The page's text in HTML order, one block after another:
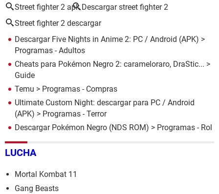
Street fighter 2 apk Descargar street fighter 2
Street fighter 2 descargar
Descargar Five Nights in Anime 2: PC / Android (APK) >
Programas - Adultos
Cheats para Pokémon Negro 2: carameloraro, DraStic... >
Guide
Temu > Programas - Compras
Ultimate Custom Night: descargar para PC / Android
(APK) > Programas - Terror
Descargar Pokémon Negro (NDS ROM) > Programas - Rol
LUCHA
Mortal Kombat 11
Gang Beasts